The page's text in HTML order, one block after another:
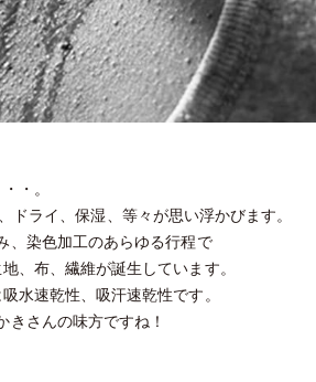
・。
ライ、保湿、等々が思い浮かびます。
、染色加工のあらゆる行程で
、布、繊維が誕生しています。
水速乾性、吸汗速乾性です。
さんの味方ですね！